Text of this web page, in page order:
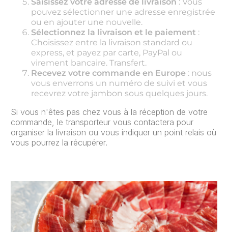
pouvez sélectionner une adresse enregistrée
ou en ajouter une nouvelle.
Sélectionnez la livraison et le paiement :
Choisissez entre la livraison standard ou
express, et payez par carte, PayPal ou
virement bancaire. Transfert.
Recevez votre commande en Europe : nous
vous enverrons un numéro de suivi et vous
recevrez votre jambon sous quelques jours.
Si vous n'êtes pas chez vous à la réception de votre
commande, le transporteur vous contactera pour
organiser la livraison ou vous indiquer un point relais où
vous pourrez la récupérer.